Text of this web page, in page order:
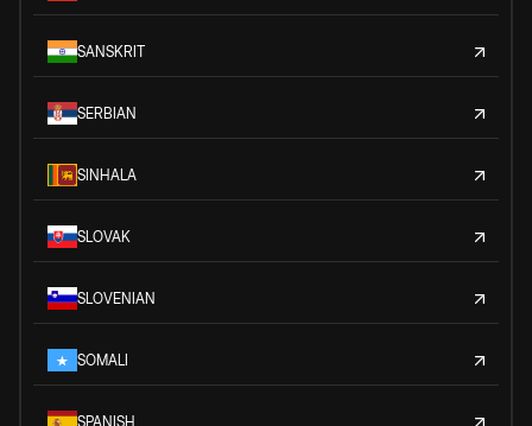
SANSKRIT
SERBIAN
SINHALA
SLOVAK
SLOVENIAN
SOMALI
SPANISH